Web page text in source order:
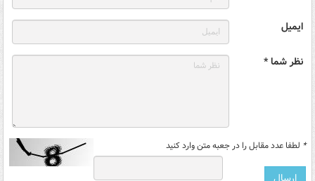
ایمیل
نظر شما *
* لطفا عدد مقابل را در جعبه متن وارد کنید